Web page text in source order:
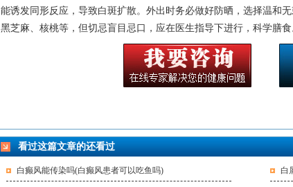
能诱发同形反应，导致白斑扩散。外出时务必做好防晒，选择温和
黑芝麻、核桃等，但切忌盲目忌口，应在医生指导下进行，科学膳食
看过这篇文章的还看过
白癫风能传染吗(白癫风患者可以吃鱼吗) 白